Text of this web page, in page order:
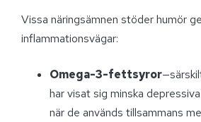
Vissa näringsämnen stöder humör
inflammationsvägar:
Omega-3-fettsyror
har visat sig minska
när de används tillsammans